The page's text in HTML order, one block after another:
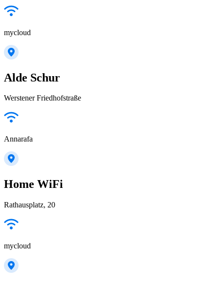
mycloud
Alde Schur
Werstener Friedhofstraße
Annarafa
Home WiFi
Rathausplatz, 20
mycloud